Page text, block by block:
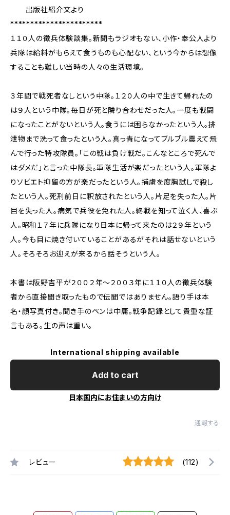
出版社紹介文より
***********************
１１０人の徴兵体験談集。新聞もラジオもない、小作・奉公人より
兵隊は給料がもらえて食うものも心配ない、という今からは想像
することも難しい当時の人々の生活環境。
３年間で戦死者なしという中隊。１２０人の中で生きて帰れたの
は９人という中隊。毎日が死と隣り合わせだった人。一度も戦闘
になったことがないという人。食うには困らなかったという人。排
泄物まで洗って食ったという人。真っ青になってブルブル震えて飛
んで行った特攻隊員。「この戦は負け戦だ。こんなところで死んで
はダメだ」と言った中隊長。軍隊生活が楽だったという人。軍隊よ
りソビエト抑留の方が楽だったという人。捕虜を度胸試しで殺し
たという人。死刑前日に釈放されたという人。片足を失った人。片
目を失った人。病気で兵役を免れた人。終戦を知って泣く人、喜ぶ
人。昭和１７年に兵隊になり日本に帰って来たのは２９年という
人。今も目に焼き付いていることがあるがそれは話せないという
人。そろそろお迎えが来るから話そうという人。
本書は阪野吉平が２００２年～２００３年に１１０人の徴兵体験
者から直接聞き取ったもので伝聞ではありません。語り手は本
名・顔写真付き。聞き手のペンは中庸。戦争記録として貴重な証
言もある。生の声は重い。
International shipping available
Add to cart
日本国内にお住まいの方向け
通報する
レビュー (112)